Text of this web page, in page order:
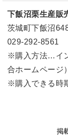
下飯沼栗生産販
茨城町下飯沼
029-292-8561
※購入方法…イ
合ホームページ
※購入できる時
掲